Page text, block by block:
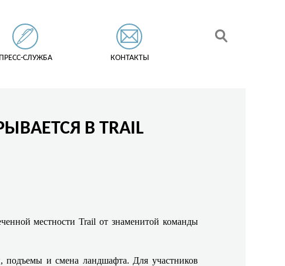
ПРЕСС-СЛУЖБА КОНТАКТЫ
В TRAIL
местности Trail от знаменитой команды
подъемы и смена ландшафта. Для участников